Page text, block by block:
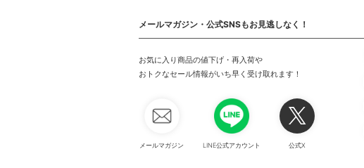
メールマガジン・公式SNSもお見逃しなく！
お気に入り商品の値下げ・再入荷や
おトクなセール情報がいち早く受け取れます！
メールマガジン LINE公式アカウント 公式X